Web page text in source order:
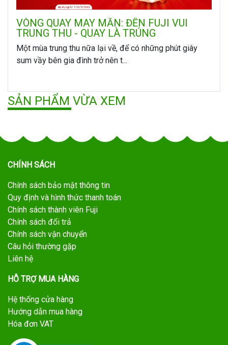
VÒNG QUAY MAY MẮN: ĐẾN FUJI VUI
TRUNG THU - QUAY LÀ TRÚNG
Một mùa trung thu nữa lại về, để có những phút giây
sum vầy bên gia đình trở nên t...
SẢN PHẨM VỪA XEM
CHÍNH SÁCH
Chính sách bảo mật thông tin
Quy định và hình thức thanh toán
Chính sách thành viên Fuji
Chính sách đổi trả
Chính sách vận chuyển
Câu hỏi thường gặp
Liên hệ
HỖ TRỢ MUA HÀNG
Hệ thống cửa hàng
Hướng dẫn mua hàng
Hóa đơn VAT